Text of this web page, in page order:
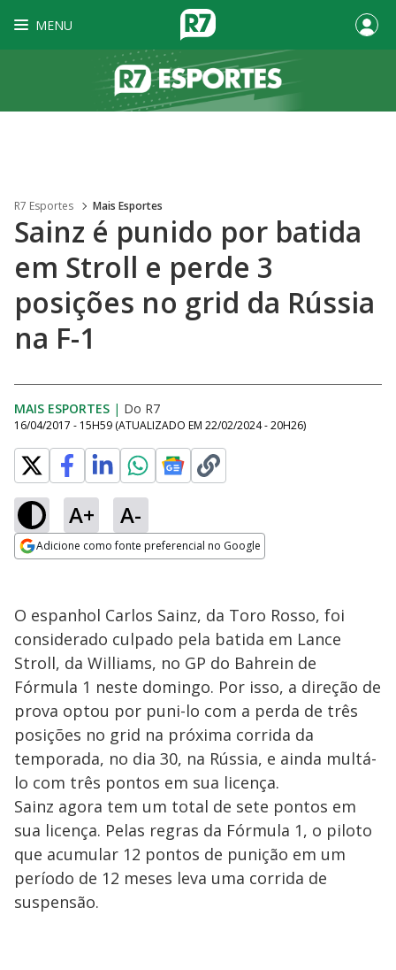
MENU
R7 Esportes Mais Esportes
Sainz é punido por batida
em Stroll e perde 3
posições no grid da Rússia
na F-1
MAIS ESPORTES | Do R7
16/04/2017 - 15H59 (ATUALIZADO EM 22/02/2024 - 20H26)
A+ A-
Adicione como fonte preferencial no Google
O espanhol Carlos Sainz, da Toro Rosso, foi
considerado culpado pela batida em Lance
Stroll, da Williams, no GP do Bahrein de
Fórmula 1 neste domingo. Por isso, a direção de
prova optou por puni-lo com a perda de três
posições no grid na próxima corrida da
temporada, no dia 30, na Rússia, e ainda multá-
lo com três pontos em sua licença.
Sainz agora tem um total de sete pontos em
sua licença. Pelas regras da Fórmula 1, o piloto
que acumular 12 pontos de punição em um
período de 12 meses leva uma corrida de
suspensão.